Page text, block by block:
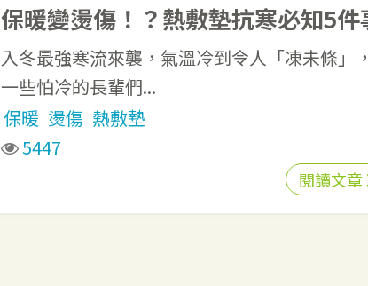
保暖變燙傷！？熱敷墊抗寒必知5件
入冬最強寒流來襲，氣溫冷到令人「凍未條」
一些怕冷的長輩們...
保暖 燙傷 熱敷墊
5447
閱讀文章